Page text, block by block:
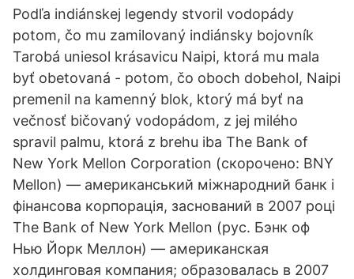
Podľa indiánskej legendy stvoril vodopády
potom, čo mu zamilovaný indiánsky bojovník
Tarobá uniesol krásavicu Naipi, ktorá mu mala
byť obetovaná - potom, čo oboch dobehol, Naipi
premenil na kamenný blok, ktorý má byť na
večnosť bičovaný vodopádom, z jej milého
spravil palmu, ktorá z brehu iba The Bank of
New York Mellon Corporation (скорочено: BNY
Mellon) — американський міжнародний банк і
фінансова корпорація, заснований в 2007 році
The Bank of New York Mellon (рус. Бэнк оф
Нью Йорк Меллон) — американская
холдинговая компания; образовалась в 2007